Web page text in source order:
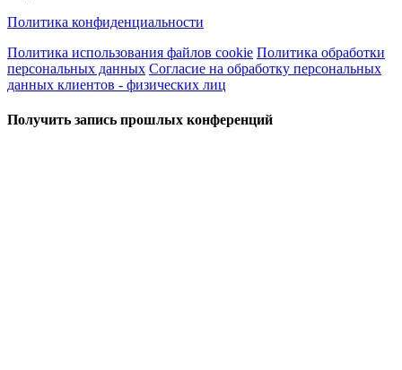
Политика конфиденциальности
Политика использования файлов cookie Политика обработки
персональных данных Согласие на обработку персональных
данных клиентов - физических лиц
Получить запись прошлых конференций